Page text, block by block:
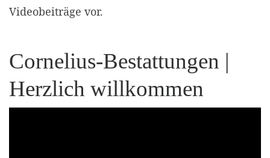
Videobeiträge vor.
Cornelius-Bestattungen |
Herzlich willkommen